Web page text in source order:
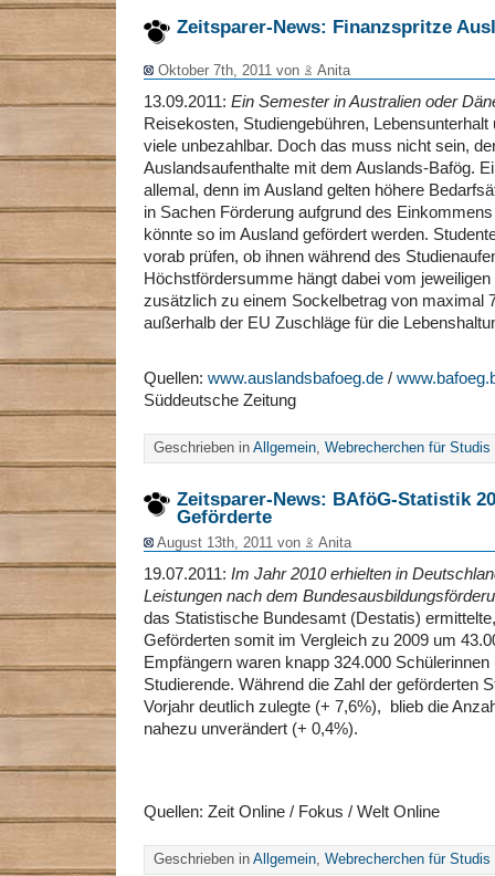
Zeitsparer-News: Finanzspritze
Oktober 7th, 2011 von Anita
13.09.2011: Ein Semester in Australien oder
Reisekosten, Studiengebühren,
viele unbezahlbar. Doch das muss nicht sein,
Auslandsaufenthalte mit dem Auslands-Bafög.
allemal, denn im Ausland gelten höhere
in Sachen Förderung aufgrund des
könnte so im Ausland gefördert werden.
vorab prüfen, ob ihnen während des
Höchstfördersumme hängt dabei vom
zusätzlich zu einem Sockelbetrag von maximal
außerhalb der EU Zuschläge für die
Quellen: www.auslandsbafoeg.de /
Süddeutsche Zeitung
Geschrieben in Allgemein, Webrecherchen für Studis
Zeitsparer-News: BAföG-Statistik
Geförderte
August 13th, 2011 von Anita
19.07.2011: Im Jahr 2010 erhielten in
Leistungen nach dem
das Statistische Bundesamt (Destatis)
Geförderten somit im Vergleich zu 2009 um
Empfängern waren knapp 324.000
Studierende. Während die Zahl der geförderten
Vorjahr deutlich zulegte (+ 7,6%), blieb die
nahezu unverändert (+ 0,4%).
Quellen: Zeit Online / Fokus / Welt Online
Geschrieben in Allgemein, Webrecherchen für Studis